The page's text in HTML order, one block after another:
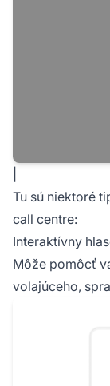
Tu sú niektoré
call centre:
Interaktívny
Môže pomôcť
volajúceho,